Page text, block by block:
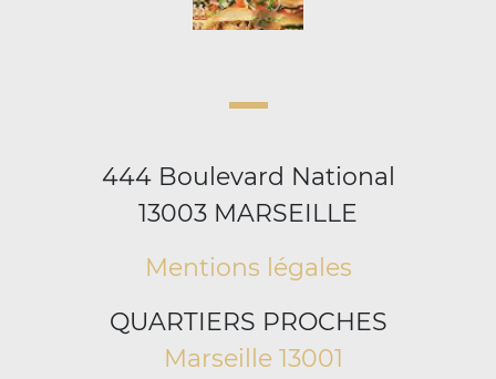
444 Boulevard National
13003 MARSEILLE
Mentions légales
QUARTIERS PROCHES
Marseille 13001